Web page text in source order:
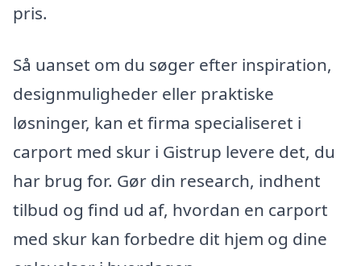
pris.
Så uanset om du søger efter inspiration,
designmuligheder eller praktiske
løsninger, kan et firma specialiseret i
carport med skur i Gistrup levere det, du
har brug for. Gør din research, indhent
tilbud og find ud af, hvordan en carport
med skur kan forbedre dit hjem og dine